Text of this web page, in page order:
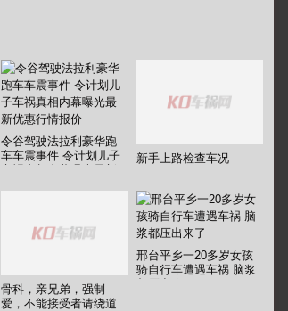
令谷驾驶法拉利豪华跑
车车震事件 令计划儿子
新手上路检查车况
骨科，亲兄弟，强制
爱，不能接受者请绕道
邢台平乡一20多岁女孩
骑自行车遭遇车祸 脑浆